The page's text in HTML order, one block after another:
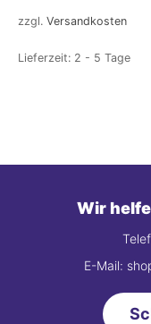
zzgl. Versandkosten
Lieferzeit: 2 - 5 Tage
Wir
E-Mail: